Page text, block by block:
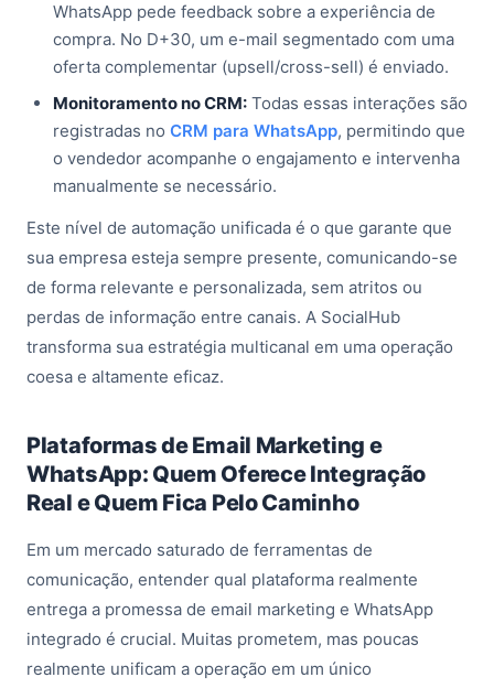
WhatsApp pede feedback sobre a experiência de
compra. No D+30, um e-mail segmentado com uma
oferta complementar (upsell/cross-sell) é enviado.
Monitoramento no CRM: Todas essas interações são
registradas no CRM para WhatsApp, permitindo que
o vendedor acompanhe o engajamento e intervenha
manualmente se necessário.
Este nível de automação unificada é o que garante que
sua empresa esteja sempre presente, comunicando-se
de forma relevante e personalizada, sem atritos ou
perdas de informação entre canais. A SocialHub
transforma sua estratégia multicanal em uma operação
coesa e altamente eficaz.
Plataformas de Email Marketing e
WhatsApp: Quem Oferece Integração
Real e Quem Fica Pelo Caminho
Em um mercado saturado de ferramentas de
comunicação, entender qual plataforma realmente
entrega a promessa de email marketing e WhatsApp
integrado é crucial. Muitas prometem, mas poucas
realmente unificam a operação em um único